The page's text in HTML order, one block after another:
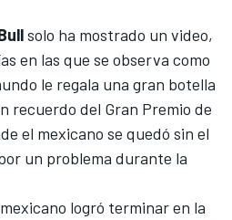
solo ha mostrado un video,
en las que se observa como
le regala una gran botella
recuerdo del Gran Premio de
el mexicano se quedó sin el
un problema durante la
logró terminar en la